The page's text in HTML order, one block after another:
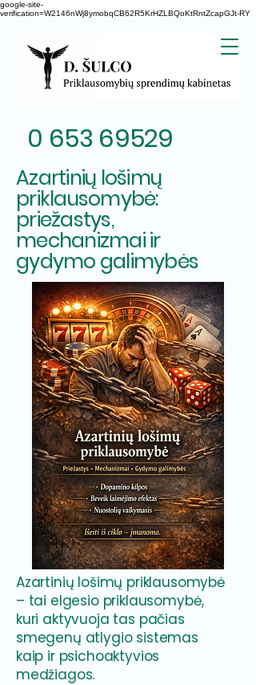
google-site-
verification=W2146nWj8ymobqCB62R5KrHZLBQoKtRntZcapGJt-RY
0 653 69529
Azartinių lošimų
priklausomybė:
priežastys,
mechanizmai ir
gydymo galimybės
Azartinių lošimų priklausomybė
– tai elgesio priklausomybė,
kuri aktyvuoja tas pačias
smegenų atlygio sistemas
kaip ir psichoaktyvios
medžiagos.